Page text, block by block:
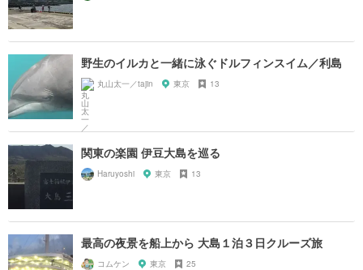
野生のイルカと一緒に泳ぐドルフィンスイム／利島
丸山太一／tajin 東京 13
関東の楽園 伊豆大島を巡る
Haruyoshi 東京 13
最高の夜景を船上から 大島１泊３日クルーズ旅
コムケン 東京 25